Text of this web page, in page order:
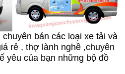
bán các loại xe tải và
rẻ , thợ lành nghề ,chuyên
yêu của bạn những bộ đồ